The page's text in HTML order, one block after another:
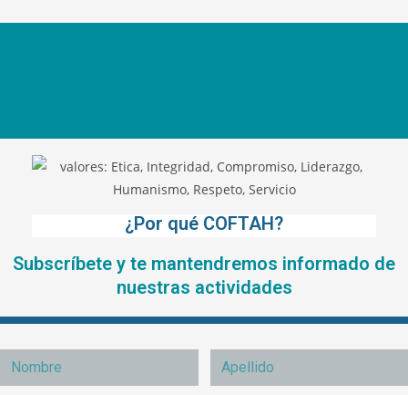
¿Por qué COFTAH?
Subscríbete y te mantendremos informado de
nuestras actividades